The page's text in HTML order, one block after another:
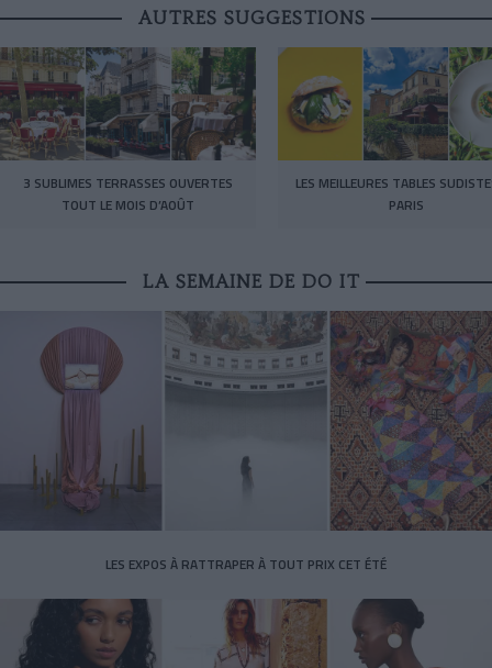
AUTRES SUGGESTIONS
3 SUBLIMES TERRASSES OUVERTES
TOUT LE MOIS D’AOÛT
LES MEILLEURES TABLES
PARIS
LA SEMAINE DE DO IT
LES EXPOS À RATTRAPER À TOUT PRIX CET ÉTÉ